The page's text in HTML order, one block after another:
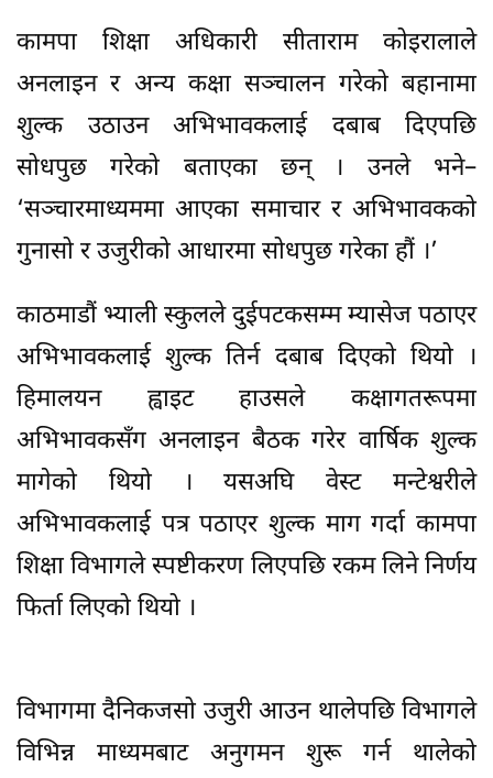
कामपा शिक्षा अधिकारी सीताराम कोइरालाले
अनलाइन र अन्य कक्षा सञ्चालन गरेको बहानामा
शुल्क उठाउन अभिभावकलाई दबाब दिएपछि
सोधपुछ गरेको बताएका छन् । उनले भने–
‘सञ्चारमाध्यममा आएका समाचार र अभिभावकको
गुनासो र उजुरीको आधारमा सोधपुछ गरेका हौं ।’
काठमाडौं भ्याली स्कुलले दुईपटकसम्म म्यासेज पठाएर
अभिभावकलाई शुल्क तिर्न दबाब दिएको थियो ।
हिमालयन ह्वाइट हाउसले कक्षागतरूपमा
अभिभावकसँग अनलाइन बैठक गरेर वार्षिक शुल्क
मागेको थियो । यसअघि वेस्ट मन्टेश्वरीले
अभिभावकलाई पत्र पठाएर शुल्क माग गर्दा कामपा
शिक्षा विभागले स्पष्टीकरण लिएपछि रकम लिने निर्णय
फिर्ता लिएको थियो ।
विभागमा दैनिकजसो उजुरी आउन थालेपछि विभागले
विभिन्न माध्यमबाट अनुगमन शुरू गर्न थालेको